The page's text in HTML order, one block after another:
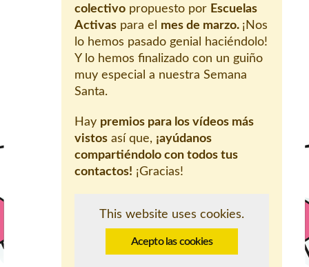
colectivo propuesto por Escuelas
Activas para el mes de marzo. ¡Nos
lo hemos pasado genial haciéndolo!
Y lo hemos finalizado con un guiño
muy especial a nuestra Semana
Santa.
Hay premios para los vídeos más
vistos así que, ¡ayúdanos
compartiéndolo con todos tus
contactos! ¡Gracias!
This website uses cookies.
Acepto las cookies